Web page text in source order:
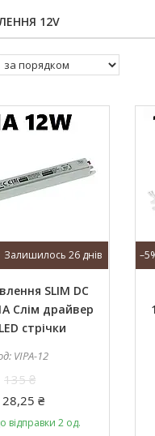
12V
Залишилось 26 днів
SLIM DC
Слім драйвер
стрічки
VIPA-12
135 ₴
₴
відправки 2 од.